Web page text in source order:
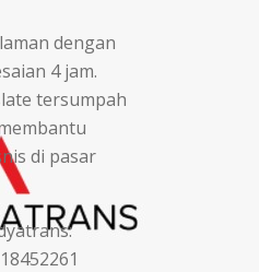
dengan
4 jam.
tersumpah
di pasar